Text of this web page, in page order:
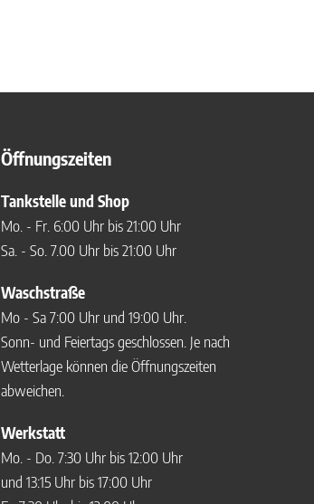
Öffnungszeiten
Tankstelle und Shop
Mo. - Fr. 6:00 Uhr bis 21:00 Uhr
Sa. - So. 7.00 Uhr bis 21:00 Uhr
Waschstraße
Mo - Sa 7:00 Uhr und 19:00 Uhr.
Sonn- und Feiertags geschlossen. Je nach
Wetterlage können die Öffnungszeiten
abweichen.
Werkstatt
Mo. - Do. 7:30 Uhr bis 12:00 Uhr
und 13:15 Uhr bis 17:00 Uhr